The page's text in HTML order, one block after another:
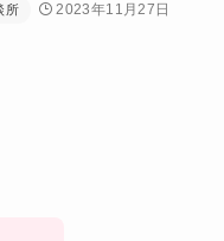
所 2023年11月27日